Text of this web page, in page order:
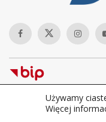
Copyright ©Używamy
Więcej